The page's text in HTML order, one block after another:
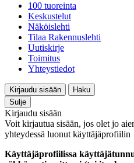
100 tuoreinta
Keskustelut
Näköislehti
Tilaa Rakennuslehti
Uutiskirje
Toimitus
Yhteystiedot
Kirjaudu sisään
Haku
Sulje
Kirjaudu sisään
Voit kirjautua sisään, jos olet jo
yhteydessä luonut käyttäjäprofiilin
Käyttäjäprofiilissa